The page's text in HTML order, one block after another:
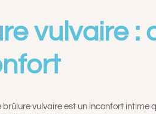
vulvaire
brûlure vulvaire est un inconfort